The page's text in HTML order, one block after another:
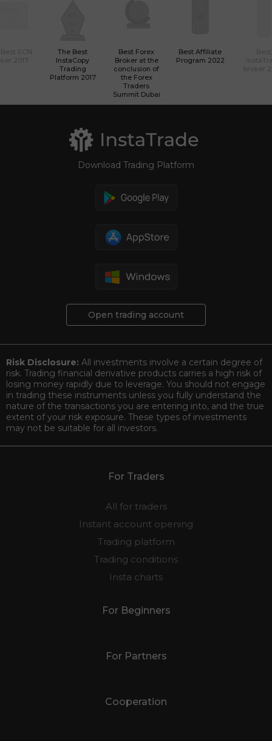
The Best
InstaCopy
Trading
Platform 2017
Best Forex
Broker at the
conclusion of
the Forex
Traders
Summit Dubai
Best Affiliate
Program 2022
Download Trading Platform
Open trading account
Risk Disclosure: All investments involve a certain degree of
risk. Trading financial derivative products carries a high risk of
losing money rapidly due to leverage. You should not engage
in trading these instruments unless you fully understand the
nature of the transactions you are entering into, and the true
extent of your risk exposure. These types of investments
may not be suitable for all investors.
For Traders
All for traders
Instant account opening
Trading platform
Trading conditions
Insta charts
For Beginners
For Partners
Cooperation